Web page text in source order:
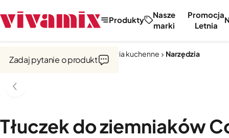
Produkty
Nasze
marki
Promocja
Letnia
Narzędzia i akcesoria kuchenne Narzędzia
Tłuczek do ziemniaków
Zadaj pytanie o produkt